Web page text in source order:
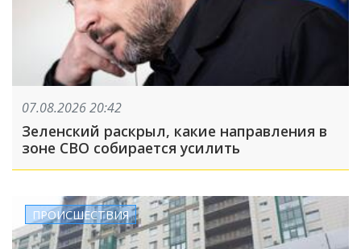
07.08.2026 20:42
Зеленский раскрыл, какие направления в
зоне СВО собирается усилить
ПРОИСШЕСТВИЯ